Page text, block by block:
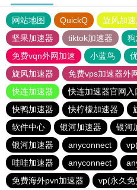
网站地图 QuickQ 旋风加
坚果加速器
tiktok加速器
免费vqn外网加速
小蓝鸟
旋风加速器
免费vps加速器外
快连加速器
快连加速器官网入
快鸭加速器
快柠檬加速器
软件中心
银河加速器 银河
银河加速器
anyconnect
哇哇加速器
anyconnect
免费海外pvn加速器
vp(永久